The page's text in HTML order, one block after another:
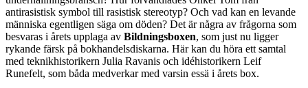
antirasistisk symbol till rasistisk stereotyp? Och vad kan en levande
människa egentligen säga om döden? Det är några av frågorna som
besvaras i årets upplaga av Bildningsboxen, som just nu ligger
rykande färsk på bokhandelsdiskarna. Här kan du höra ett samtal
med teknikhistorikern Julia Ravanis och idéhistorikern Leif
Runefelt, som båda medverkar med varsin essä i årets box.